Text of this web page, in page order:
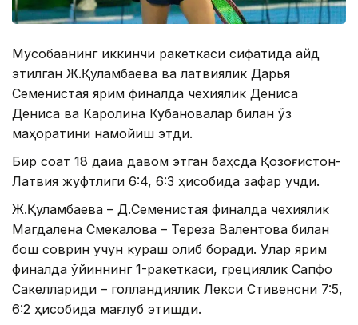
Мусобақанинг иккинчи ракеткаси сифатида қайд
этилган Ж.Қуламбаева ва латвиялик Дарья
Семенистая ярим финалда чехиялик Дениса
Дениса ва Каролина Кубановалар билан ўз
маҳоратини намойиш этди.
Бир соат 18 дақиқа давом этган баҳсда Қозоғистон-
Латвия жуфтлиги 6:4, 6:3 ҳисобида зафар қучди.
Ж.Қуламбаева – Д.Семенистая финалда чехиялик
Магдалена Смекалова – Тереза Валентова билан
бош соврин учун кураш олиб боради. Улар ярим
финалда ўйиннинг 1-ракеткаси, грециялик Сапфо
Сакеллариди – голландиялик Лекси Стивенсни 7:5,
6:2 ҳисобида мағлуб этишди.